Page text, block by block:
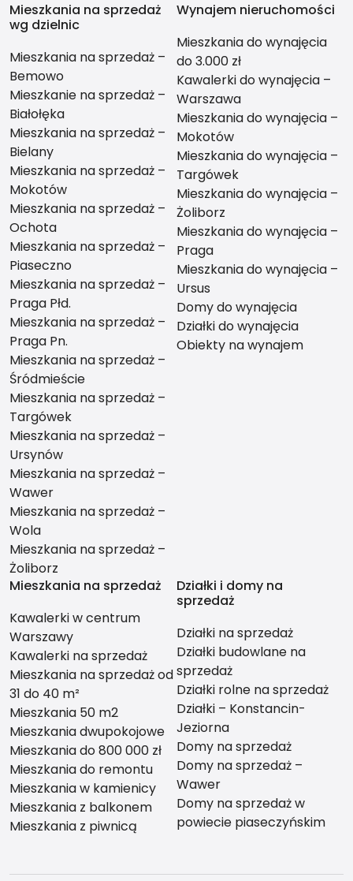
Mieszkania na sprzedaż
wg dzielnic
Mieszkania na sprzedaż –
Bemowo
Mieszkanie na sprzedaż –
Białołęka
Mieszkania na sprzedaż –
Bielany
Mieszkania na sprzedaż –
Mokotów
Mieszkania na sprzedaż –
Ochota
Mieszkania na sprzedaż –
Piaseczno
Mieszkania na sprzedaż –
Praga Płd.
Mieszkania na sprzedaż –
Praga Pn.
Mieszkania na sprzedaż –
Śródmieście
Mieszkania na sprzedaż –
Targówek
Mieszkania na sprzedaż –
Ursynów
Mieszkania na sprzedaż –
Wawer
Mieszkania na sprzedaż –
Wola
Mieszkania na sprzedaż –
Żoliborz
Wynajem nieruchomości
Mieszkania do wynajęcia
do 3.000 zł
Kawalerki do wynajęcia –
Warszawa
Mieszkania do wynajęcia –
Mokotów
Mieszkania do wynajęcia –
Targówek
Mieszkania do wynajęcia –
Żoliborz
Mieszkania do wynajęcia –
Praga
Mieszkania do wynajęcia –
Ursus
Domy do wynajęcia
Działki do wynajęcia
Obiekty na wynajem
Mieszkania na sprzedaż
Kawalerki w centrum
Warszawy
Kawalerki na sprzedaż
Mieszkania na sprzedaż od
31 do 40 m²
Mieszkania 50 m2
Mieszkania dwupokojowe
Mieszkania do 800 000 zł
Mieszkania do remontu
Mieszkania w kamienicy
Mieszkania z balkonem
Mieszkania z piwnicą
Działki i domy na
sprzedaż
Działki na sprzedaż
Działki budowlane na
sprzedaż
Działki rolne na sprzedaż
Działki – Konstancin-
Jeziorna
Domy na sprzedaż
Domy na sprzedaż –
Wawer
Domy na sprzedaż w
powiecie piaseczyńskim